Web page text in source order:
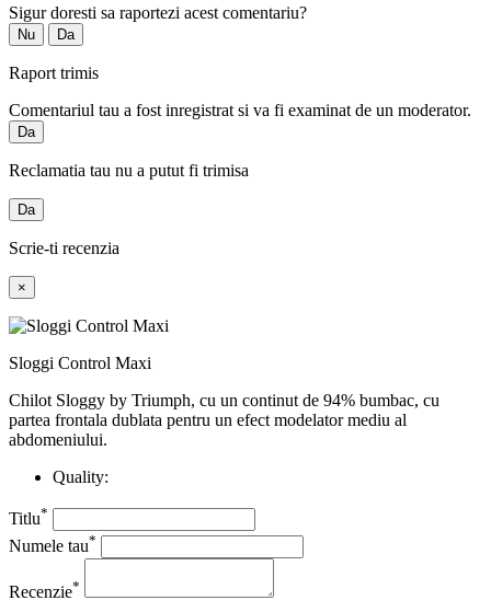
Sigur doresti sa raportezi acest comentariu?
Nu Da
Raport trimis
Comentariul tau a fost inregistrat si va fi examinat de un moderator.
Da
Reclamatia tau nu a putut fi trimisa
Da
Scrie-ti recenzia
×
Sloggi Control Maxi
Chilot Sloggy by Triumph, cu un continut de 94% bumbac, cu
partea frontala dublata pentru un efect modelator mediu al
abdomeniului.
Quality:
Titlu*
Numele tau*
Recenzie*